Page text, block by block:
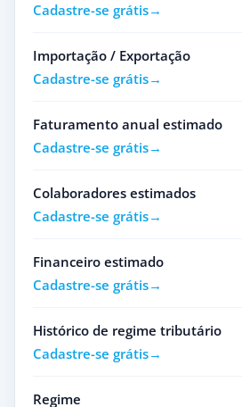
Cadastre-se grátis
Importação / Exportação
Cadastre-se grátis
Faturamento anual estimado
Cadastre-se grátis
Colaboradores estimados
Cadastre-se grátis
Financeiro estimado
Cadastre-se grátis
Histórico de regime tributário
Cadastre-se grátis
Regime